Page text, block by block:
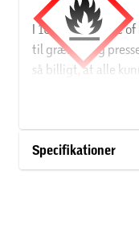
I 1834 blev House
til grænser og
så billigt, at alle
Specifikationer